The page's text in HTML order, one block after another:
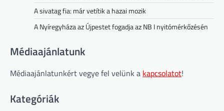
A sivatag fia: már vetítik a hazai mozik
A Nyíregyháza az Újpestet fogadja az NB I nyitómérkőzésén
Médiaajánlatunk
Médiaajánlatunkért vegye fel velünk a kapcsolatot!
Kategóriák